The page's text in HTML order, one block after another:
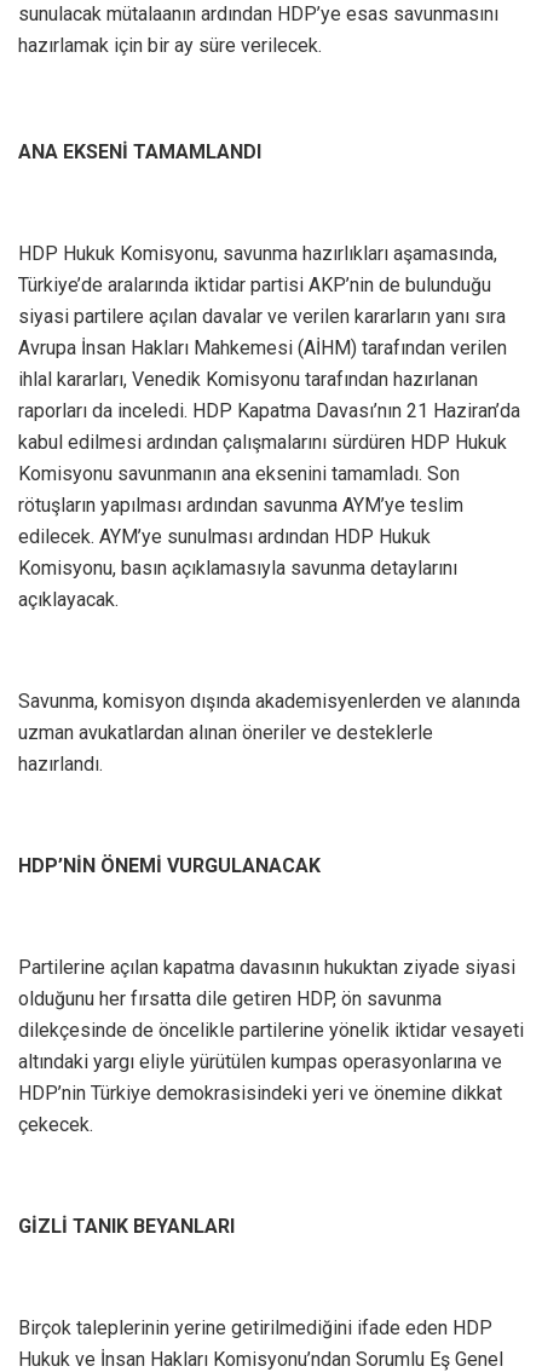
sunulacak mütalaanın ardından HDP’ye esas savunmasını
hazırlamak için bir ay süre verilecek.
ANA EKSENİ TAMAMLANDI
HDP Hukuk Komisyonu, savunma hazırlıkları aşamasında,
Türkiye’de aralarında iktidar partisi AKP’nin de bulunduğu
siyasi partilere açılan davalar ve verilen kararların yanı sıra
Avrupa İnsan Hakları Mahkemesi (AİHM) tarafından verilen
ihlal kararları, Venedik Komisyonu tarafından hazırlanan
raporları da inceledi. HDP Kapatma Davası’nın 21 Haziran’da
kabul edilmesi ardından çalışmalarını sürdüren HDP Hukuk
Komisyonu savunmanın ana eksenini tamamladı. Son
rötuşların yapılması ardından savunma AYM’ye teslim
edilecek. AYM’ye sunulması ardından HDP Hukuk
Komisyonu, basın açıklamasıyla savunma detaylarını
açıklayacak.
Savunma, komisyon dışında akademisyenlerden ve alanında
uzman avukatlardan alınan öneriler ve desteklerle
hazırlandı.
HDP’NİN ÖNEMİ VURGULANACAK
Partilerine açılan kapatma davasının hukuktan ziyade siyasi
olduğunu her fırsatta dile getiren HDP, ön savunma
dilekçesinde de öncelikle partilerine yönelik iktidar vesayeti
altındaki yargı eliyle yürütülen kumpas operasyonlarına ve
HDP’nin Türkiye demokrasisindeki yeri ve önemine dikkat
çekecek.
GİZLİ TANIK BEYANLARI
Birçok taleplerinin yerine getirilmediğini ifade eden HDP
Hukuk ve İnsan Hakları Komisyonu’ndan Sorumlu Eş Genel